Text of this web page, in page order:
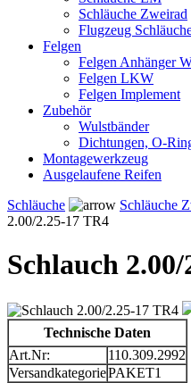
Schläuche Zweirad
Flugzeug
Felgen
Felgen Anhänger
Felgen LKW
Felgen Implement
Zubehör
Wulstbänder
Dichtungen, O-
Montagewerkzeug
Ausgelaufene Reifen
Schläuche
Schläuche
2.00/2.25-17 TR4
Schlauch
Technische Daten
Art.Nr:
110.309.2992
VersandkategoriePAKET1